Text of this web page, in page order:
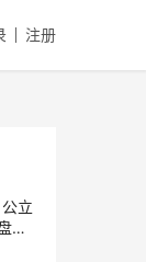
注册
立
目